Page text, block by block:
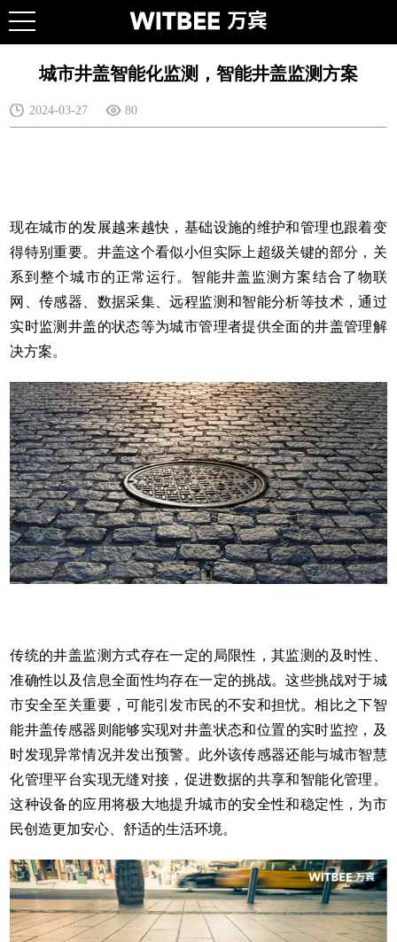
城市井盖智能化监测，智能井盖监测方案
2024-03-27 80
现在城市的发展越来越快，基础设施的维护和管理也跟着变
得特别重要。井盖这个看似小但实际上超级关键的部分，关
系到整个城市的正常运行。 智能井盖监测方案结合了物联
网、传感器、数据采集、远程监测和智能分析等技术，通过
实时监测井盖的状态等为城市管理者提供全面的井盖管理解
决方案。
传统的井盖监测方式存在一定的局限性，其监测的及时性、
准确性以及信息全面性均存在一定的挑战。这些挑战对于城
市安全至关重要，可能引发市民的不安和担忧。相比之下智
能井盖传感器 则能够实现对井盖状态和位置的实时监控，及
时发现异常情况并发出预警。此外该传感器还能与城市智慧
化管理平台实现无缝对接，促进数据的共享和智能化管理。
这种设备的应用将极大地提升城市的安全性和稳定性，为市
民创造更加安心、舒适的生活环境。